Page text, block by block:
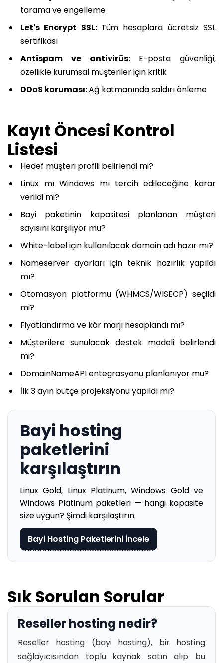
tarama ve engelleme
Let's Encrypt SSL: Tüm hesaplara ücretsiz SSL
sertifikası
Antispam ve antivirüs:E-posta güvenliği,
özellikle kurumsal müşteriler için kritik
DDoS koruması:Ağ katmanında saldırı önleme
Kayıt Öncesi Kontrol
Listesi
Hedef müşteri profili belirlendi mi?
Linux mı Windows mı tercih edileceğine karar
verildi mi?
Bayi paketinin kapasitesi planlanan müşteri
sayısını karşılıyor mu?
White-label için kullanılacak domain adı hazır mı?
Nameserver ayarları için teknik hazırlık yapıldı
mı?
Otomasyon platformu (WHMCS/WISECP) seçildi
mi?
Fiyatlandırma ve kâr marjı hesaplandı mı?
Müşterilere sunulacak destek modeli belirlendi
mi?
DomainNameAPI entegrasyonu planlanıyor mu?
İlk 3 ayın bütçe projeksiyonu yapıldı mı?
Bayi hosting
paketlerini
karşılaştırın
Linux Gold, Linux Platinum, Windows Gold ve
Windows Platinum paketleri — hangi kapasite
size uygun? Şimdi karşılaştırın.
Bayi Hosting Paketlerini İncele
Sık Sorulan Sorular
Reseller hosting nedir?
Reseller hosting (bayi hosting), bir hosting
sağlayıcısından toplu kaynak satın alıp bu